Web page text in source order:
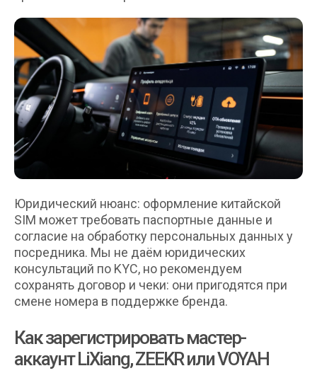
Юридический нюанс: оформление китайской
SIM может требовать паспортные данные и
согласие на обработку персональных данных у
посредника. Мы не даём юридических
консультаций по KYC, но рекомендуем
сохранять договор и чеки: они пригодятся при
смене номера в поддержке бренда.
Как зарегистрировать мастер-
аккаунт LiXiang, ZEEKR или VOYAH